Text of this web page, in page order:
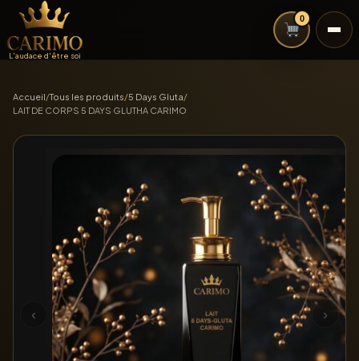
L'audace d'être soi
0
Accueil/Tous les produits/5 Days Gluta/
LAIT DE CORPS 5 DAYS GLUTHA CARIMO
‹ ›